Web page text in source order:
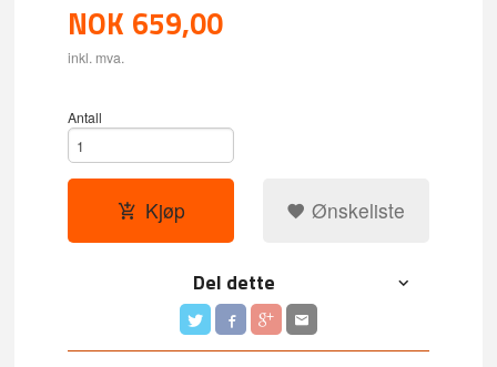
NOK 659,00
inkl. mva.
Antall
Kjøp Ønskeliste
Del dette